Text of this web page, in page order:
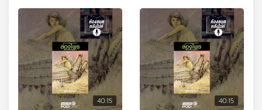
40:15 40:15